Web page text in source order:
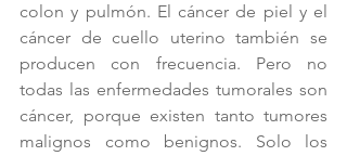
colon y pulmón. El cáncer de piel y el
cáncer de cuello uterino también se
producen con frecuencia. Pero no
todas las enfermedades tumorales son
cáncer, porque existen tanto tumores
malignos como benignos. Solo los